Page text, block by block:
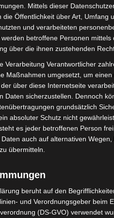
STADIEN IMPRESSUM
– Union Sportive de
Abstiegsrunde| Spieltag 6
Union Sportive de
(UST)
Mittels dieser
die Öffentlichkeit über Art, Umfang
und verarbeiteten
betroffene Personen mittels
über die ihnen zustehenden
Verarbeitung Verantwortlicher
Maßnahmen umgesetzt, um einen
über diese Internetseite
Daten sicherzustellen. Dennoch
grundsätzlich
absoluter Schutz nicht
es jeder betroffenen Person frei,
auch auf alternativen Wegen,
übermitteln.
beruht auf den
und Verordnungsgeber beim
(DS-GVO) verwendet